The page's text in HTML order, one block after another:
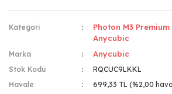
Kategori Photon M3 Premium
Anycubic
Marka Anycubic
Stok Kodu
RQCUC9LKKL
Havale
699,33 TL (%2,00